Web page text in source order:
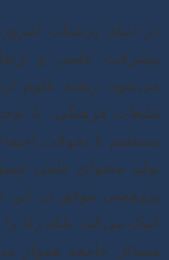
در دنیای پرشتاب
پیشرفت علمی و
می‌شود. رشته علوم
تبلیغات فرهنگی، با
مستقیم با تحولات
تولید محتوای علمی
پژوهشی موفق در این
کمک می‌کند، بلکه راه
مسائل جامعه هموار